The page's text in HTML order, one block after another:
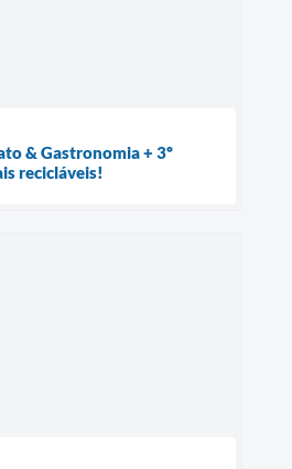
& Gastronomia + 3º
recicláveis!